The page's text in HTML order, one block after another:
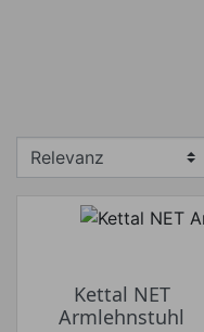
Hersteller
Kettal NET
Armlehnstuhl